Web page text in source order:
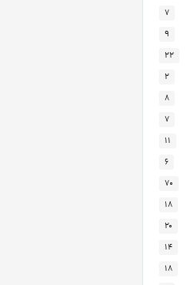
۷
۹
۲۲
۲
۸
۷
۱۱
۶
۷۰
۱۸
۲۰
۱۴
۱۸